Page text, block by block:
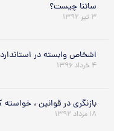
ساتنا چیست؟
۳ تیر ۱۳۹۲
اشخاص وابسته در
۴ خرداد ۱۳۹۶
بازنگری در قوانین ، خواسته
۱۸ مرداد ۱۳۹۲